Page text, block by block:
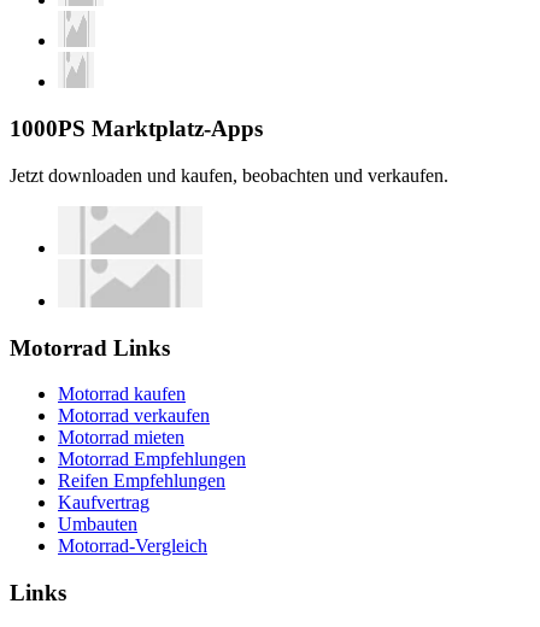
1000PS Marktplatz-Apps
Jetzt downloaden und kaufen, beobachten und verkaufen.
Motorrad Links
Motorrad kaufen
Motorrad verkaufen
Motorrad mieten
Motorrad Empfehlungen
Reifen Empfehlungen
Kaufvertrag
Umbauten
Motorrad-Vergleich
Links